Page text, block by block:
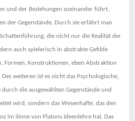
und der Beziehungen zueinander führt,
der Gegenstände. Durch sieerfährt man
die nicht nur die Realität der
auch spielerisch in abstrakte Gefilde
Formen, Konstruktionen, eben Abstraktion
weiteren ist es nicht das Psychologische,
die ausgewählten Gegenstände und
wird, sondern das Wesenhafte, das den
im Sinne von Platons Ideenlehre hat. Das